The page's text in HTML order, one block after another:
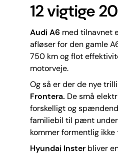
12 vigtige
Audi A6med tilnavnet
afløser for den gamle
750 km og flot
motorveje.
Og så er der de nye
Frontera. De små
forskelligt og
familiebil til pænt under
kommer formentlig ikke
Hyundai Insterbliver